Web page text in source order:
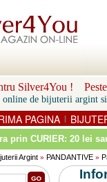
Silver4You !
de bijuterii argint
PAGINA |
prin CURIER: 20 lei
Argint » PANDANTIVE »